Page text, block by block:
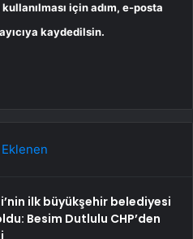
için adım, e-posta
kaydedilsin.
ilk büyükşehir belediyesi
Besim Dutlulu CHP’den